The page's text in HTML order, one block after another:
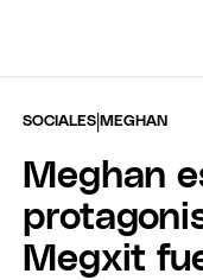
SOCIALES |MEGHAN
Meghan
Megxit